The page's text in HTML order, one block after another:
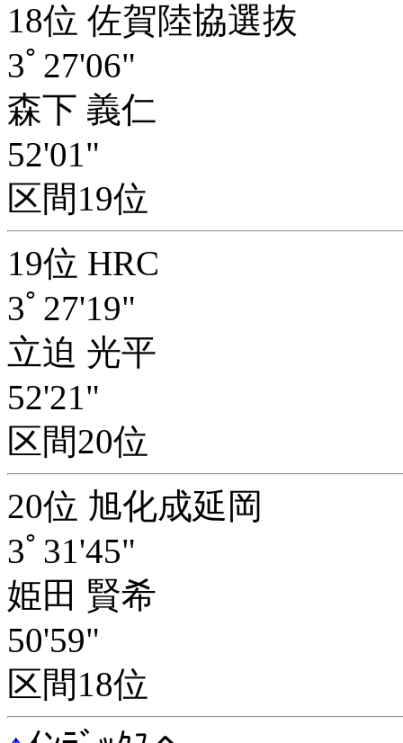
18位 佐賀陸協選抜
3ﾟ27'06"
森下 義仁
52'01"
区間19位
19位 HRC
3ﾟ27'19"
立迫 光平
52'21"
区間20位
20位 旭化成延岡
3ﾟ31'45"
姫田 賢希
50'59"
区間18位